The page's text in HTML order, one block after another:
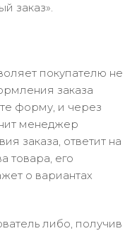
заказ».
покупателю не
заказа
форму, и через
менеджер
заказа, ответит на
товара, его
о вариантах
либо, получив